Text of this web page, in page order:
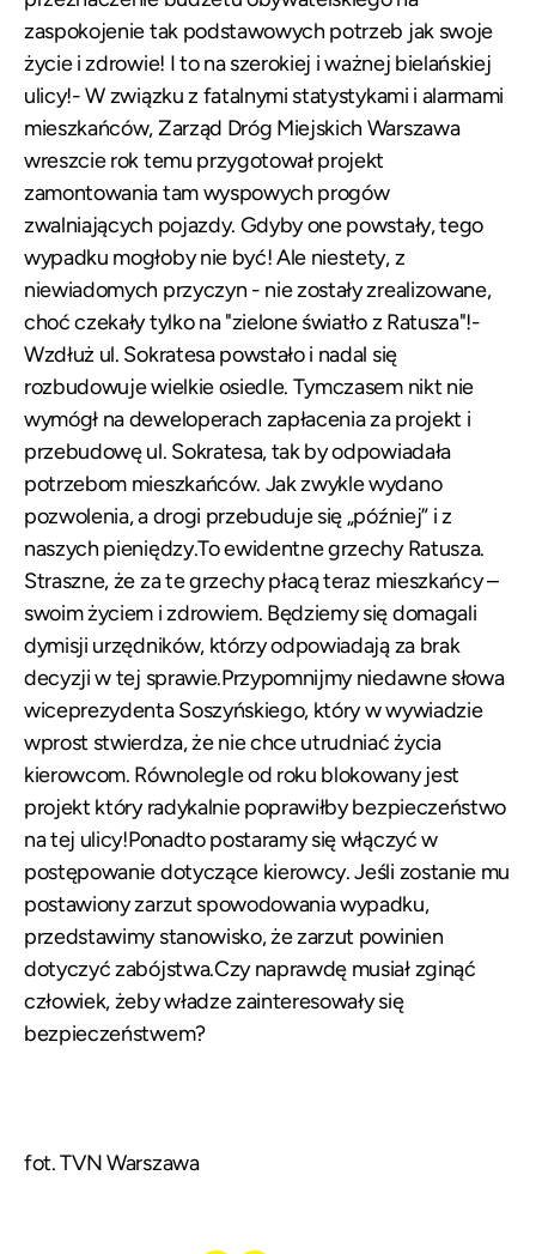
zaspokojenie tak podstawowych potrzeb jak swoje
życie i zdrowie! I to na szerokiej i ważnej bielańskiej
ulicy!- W związku z fatalnymi statystykami i alarmami
mieszkańców, Zarząd Dróg Miejskich Warszawa
wreszcie rok temu przygotował projekt
zamontowania tamwyspowych progów
zwalniających pojazdy. Gdyby one powstały, tego
wypadku mogłoby nie być! Ale niestety, z
niewiadomych przyczyn - nie zostały zrealizowane,
choć czekały tylko na "zielone światło z Ratusza"!-
Wzdłuż ul. Sokratesa powstało i nadal się
rozbudowuje wielkie osiedle. Tymczasem nikt nie
wymógł na deweloperach zapłacenia za projekt i
przebudowę ul. Sokratesa, tak by odpowiadała
potrzebom mieszkańców. Jak zwykle wydano
pozwolenia, a drogi przebuduje się „później” i z
naszych pieniędzy.To ewidentne grzechy Ratusza.
Straszne, że za te grzechy płacą teraz mieszkańcy –
swoim życiem i zdrowiem. Będziemy się domagali
dymisji urzędników, którzy odpowiadają za brak
decyzji w tej sprawie.Przypomnijmy niedawne słowa
wiceprezydenta Soszyńskiego, który w wywiadzie
wprost stwierdza, że nie chce utrudniać życia
kierowcom. Równolegle od roku blokowany jest
projekt który radykalnie poprawiłby bezpieczeństwo
na tej ulicy!Ponadto postaramy się włączyć w
postępowanie dotyczące kierowcy. Jeśli zostanie mu
postawiony zarzut spowodowania wypadku,
przedstawimy stanowisko, że zarzut powinien
dotyczyć zabójstwa.Czy naprawdę musiał zginąć
człowiek, żeby władze zainteresowały się
bezpieczeństwem?
fot. TVN Warszawa